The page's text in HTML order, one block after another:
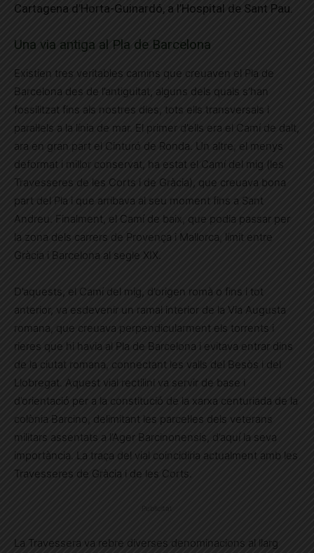
Cartagena d’Horta-Guinardó, a l’Hospital de Sant Pau.
Una via antiga al Pla de Barcelona
Existien tres veritables camins que creuaven el Pla de
Barcelona des de l’antiguitat, alguns dels quals s’han
fossilitzat fins als nostres dies, tots ells transversals i
paral·lels a la línia de mar. El primer d’ells era el Camí de dalt,
ara en gran part el Cinturó de Ronda. Un altre, el menys
deformat i millor conservat, ha estat el Camí del mig (les
Travesseres de les Corts i de Gràcia), que creuava bona
part del Pla i que arribava al seu moment fins a Sant
Andreu. Finalment, el Camí de baix, que podia passar per
la zona dels carrers de Provença i Mallorca, límit entre
Gràcia i Barcelona al segle XIX.
D’aquests, el Camí del mig, d’origen romà o fins i tot
anterior, va esdevenir un ramal interior de la Via Augusta
romana, que creuava perpendicularment els torrents i
rieres que hi havia al Pla de Barcelona i evitava entrar dins
de la ciutat romana, connectant les valls del Besòs i del
Llobregat. Aquest vial rectilini va servir de base i
d’orientació per a la constitució de la xarxa centuriada de la
colònia Barcino, delimitant les parcel·les dels veterans
militars assentats a l’Ager Barcinonensis, d’aquí la seva
importància. La traça del vial coincidiria actualment amb les
Travesseres de Gràcia i de les Corts.
La Travessera va rebre diverses denominacions al llarg